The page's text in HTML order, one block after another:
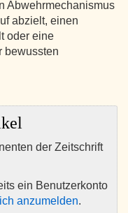
Abwehrmechanismus
abzielt, einen
oder eine
bewussten
der Zeitschrift
ein Benutzerkonto
anzumelden.